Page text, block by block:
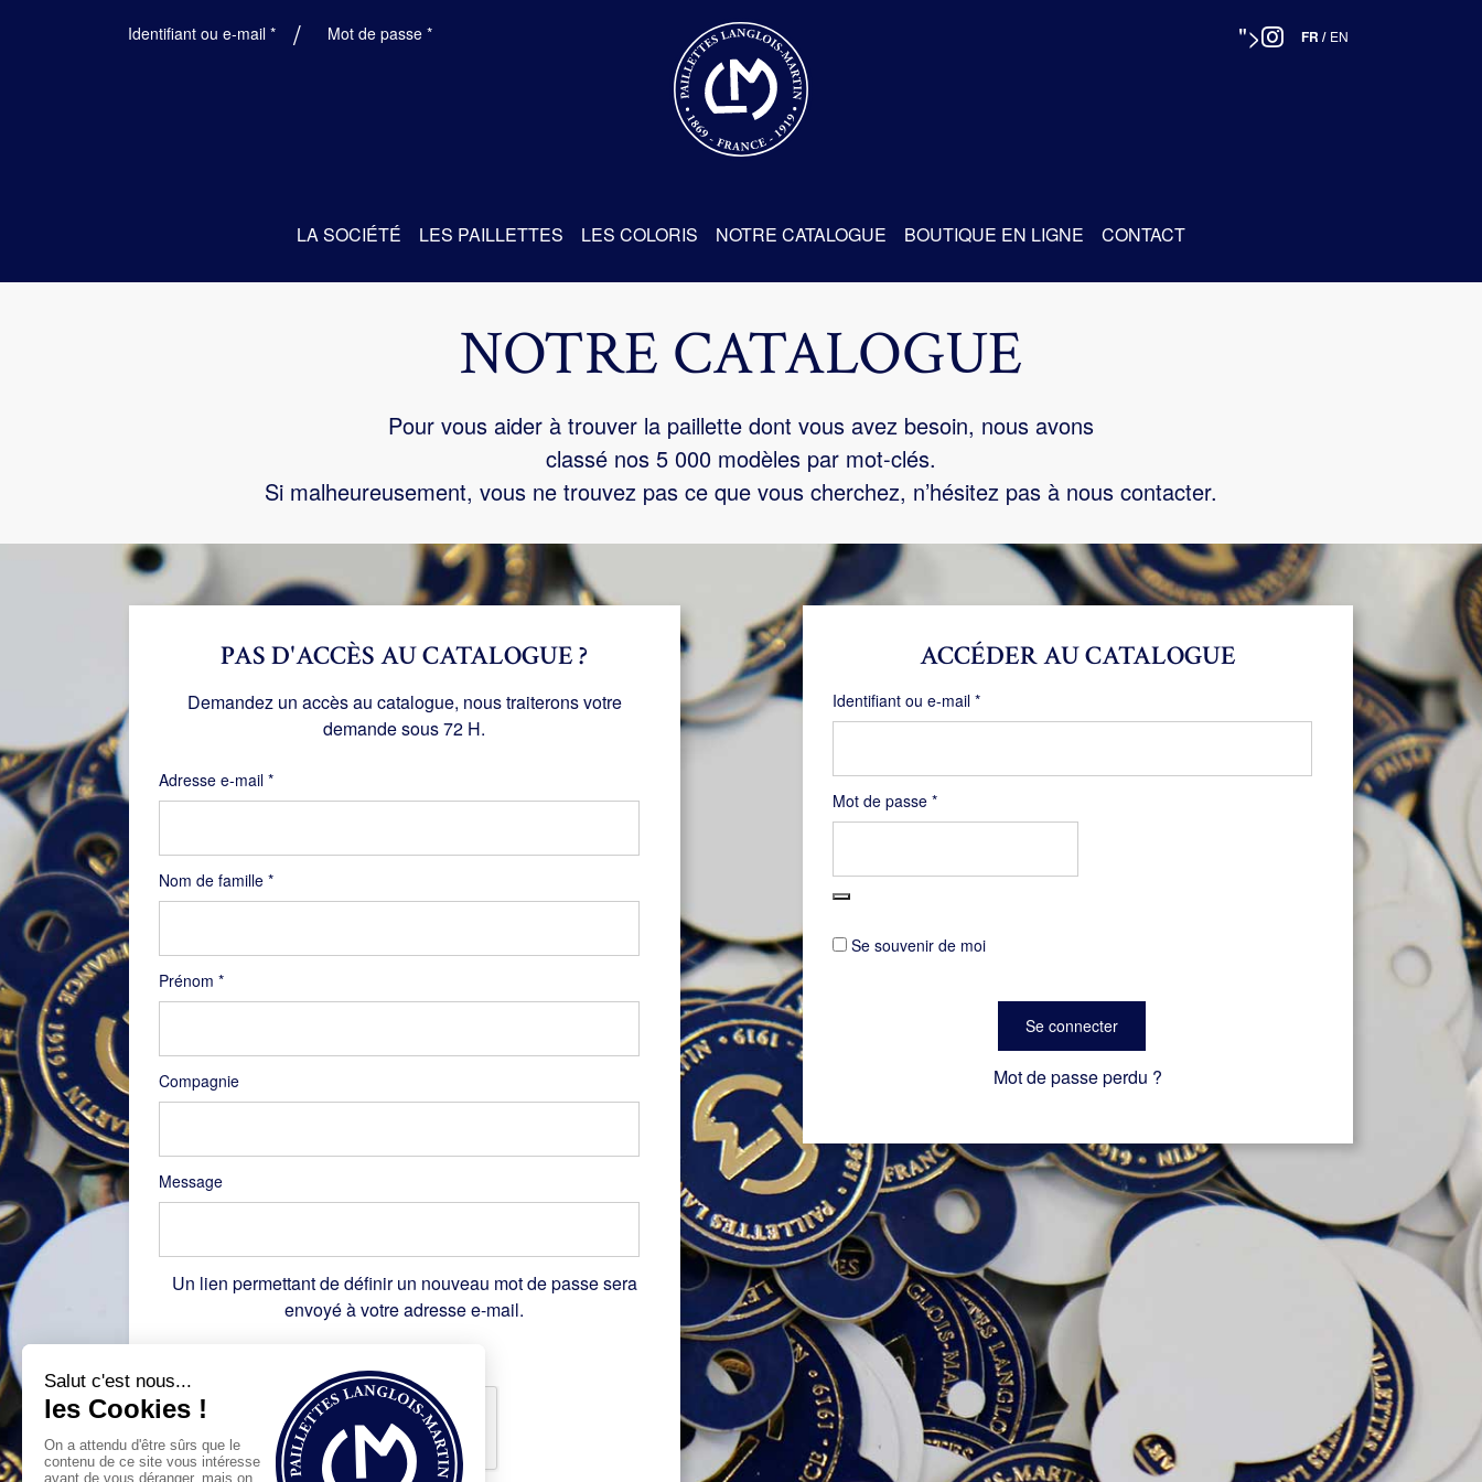
Identifiant ou e-mail *ObligatoireMot de passe *Obligatoire "> FR / EN
LA SOCIÉTÉ LES PAILLETTES LES COLORIS NOTRE CATALOGUE BOUTIQUE EN LIGNE CONTACT
NOTRE CATALOGUE
Pour vous aider à trouver la paillette dont vous avez besoin, nous avons
classé nos 5 000 modèles par mot-clés.
Si malheureusement, vous ne trouvez pas ce que vous cherchez, n’hésitez pas à nous contacter.
ACCÉDER AU CATALOGUE
Identifiant ou e-mail *Obligatoire
Mot de passe *Obligatoire
Se souvenir de moi
Se connecter
Mot de passe perdu ?
Nom de famille *
Prénom *
Compagnie
Message
PAS D'ACCÈS AU CATALOGUE ?
Demandez un accès au catalogue, nous traiterons votre
demande sous 72 H.
Adresse e-mail *Obligatoire
Un lien permettant de définir un nouveau mot de passe sera
envoyé à votre adresse e-mail.